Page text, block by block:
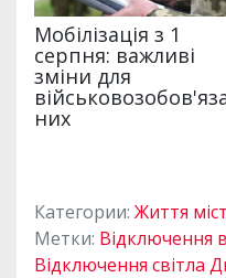
Категории: Життя
Метки: Відключення
Відключення світла